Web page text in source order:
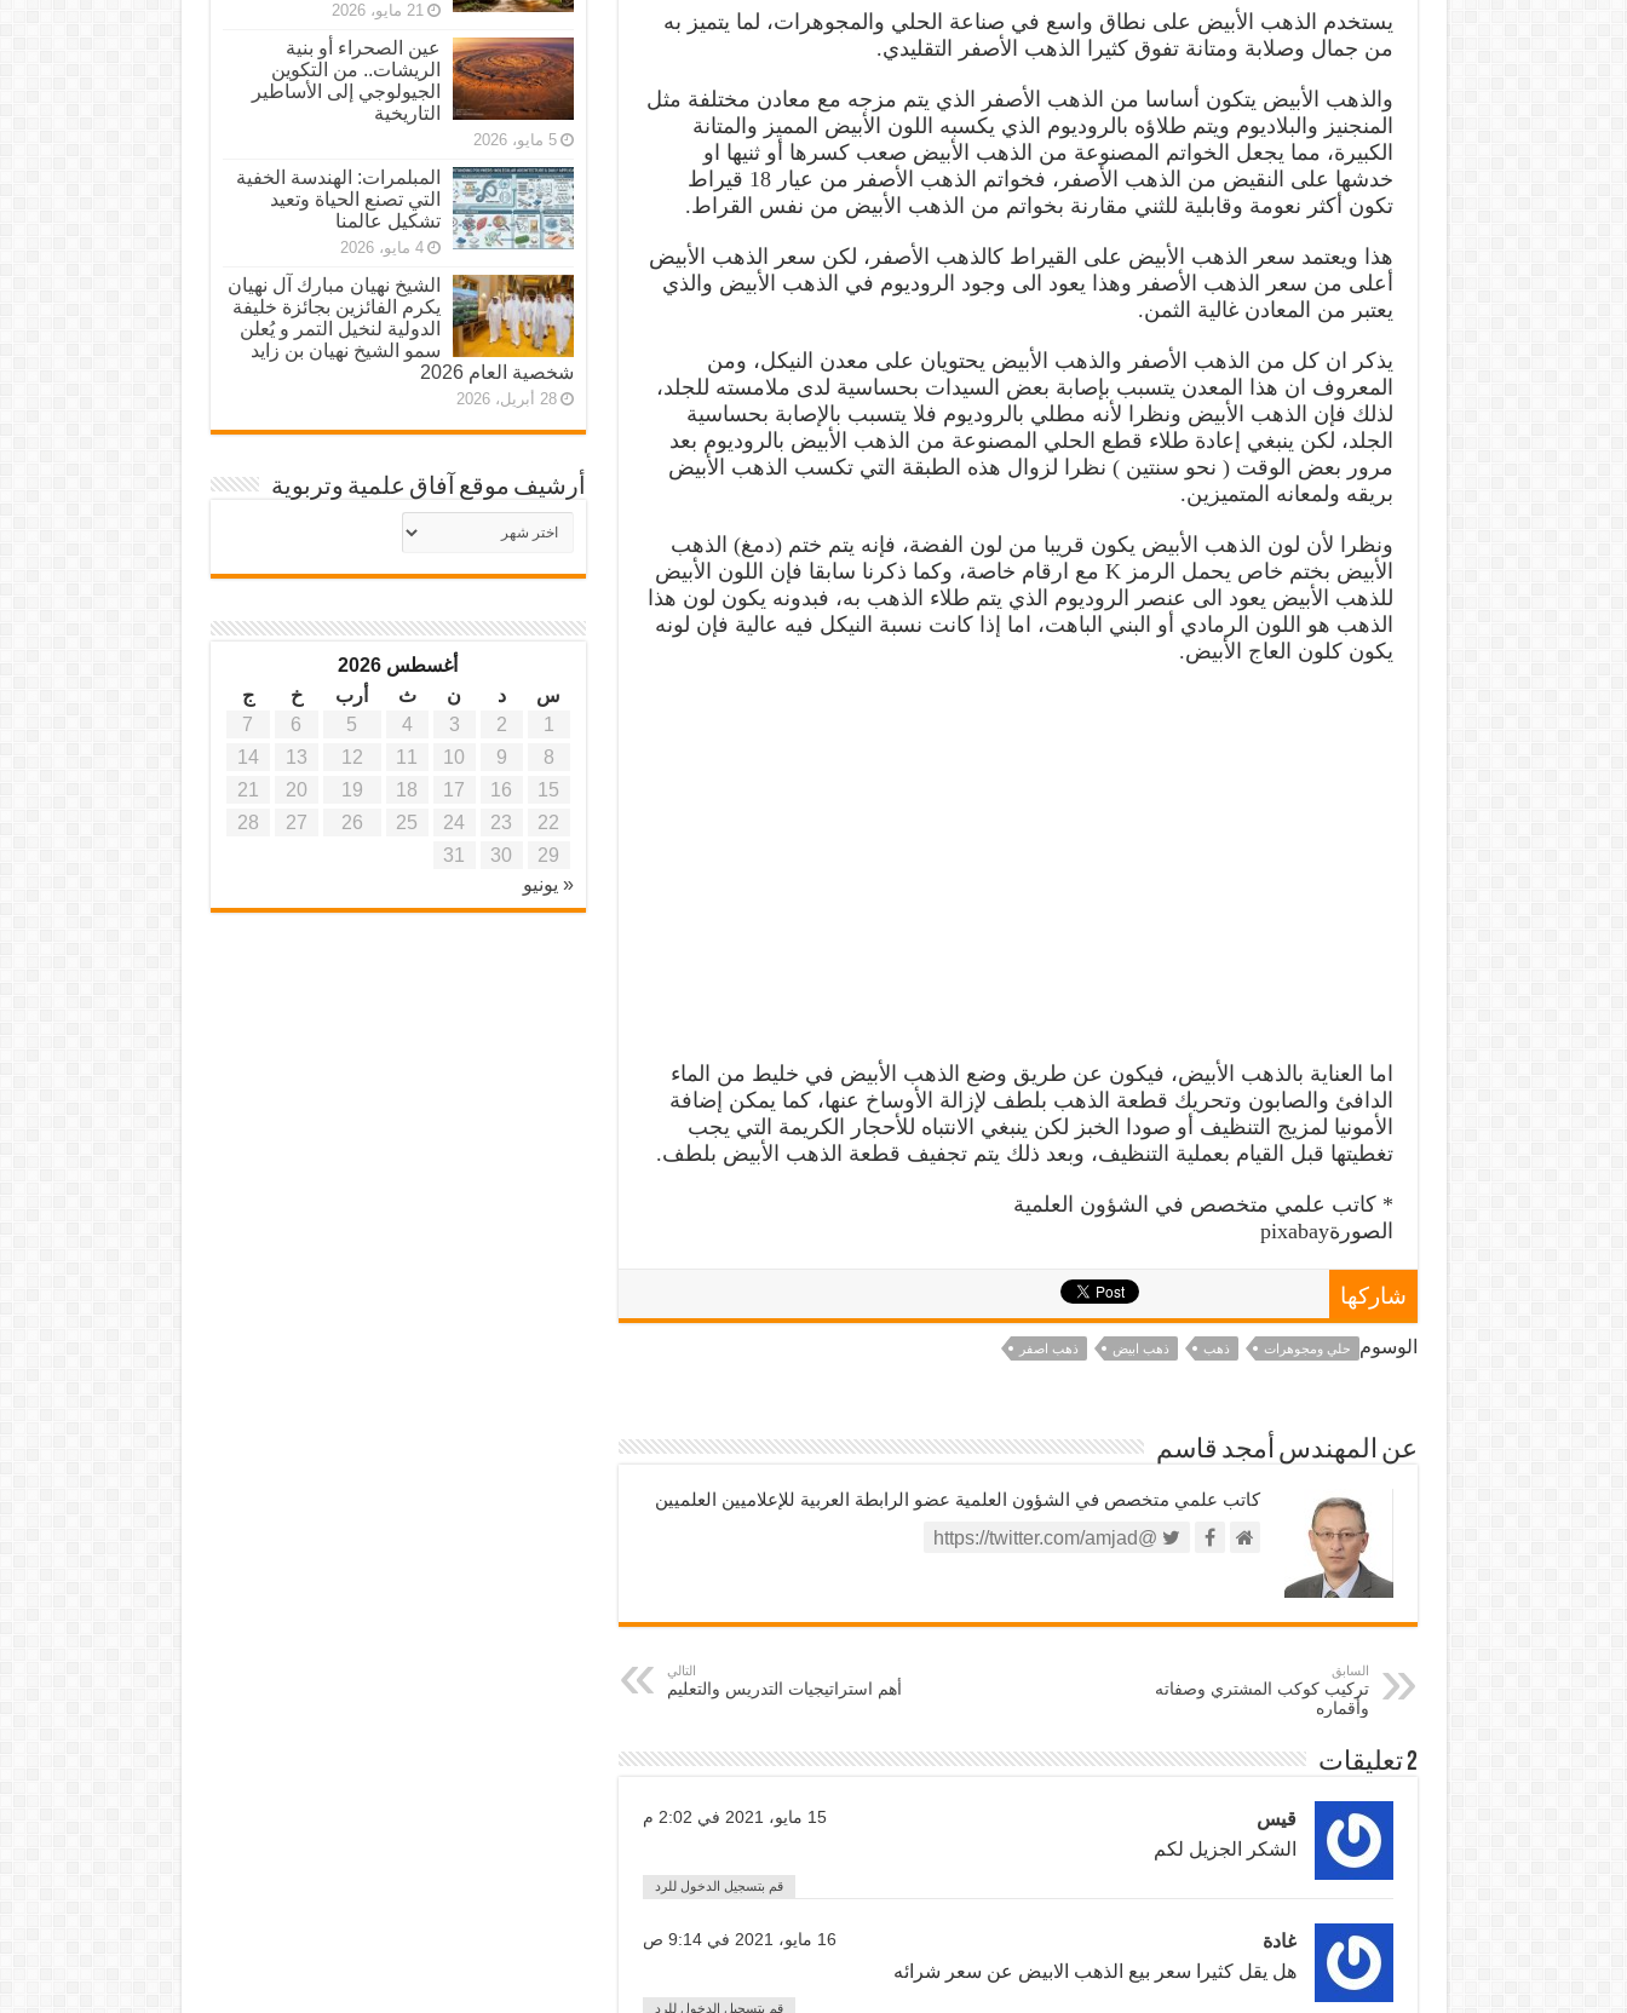
يستخدم الذهب الأبيض على نطاق واسع في صناعة الحلي والمجوهرات، لما يتميز به
من جمال وصلابة ومتانة تفوق كثيرا الذهب الأصفر التقليدي.
والذهب الأبيض يتكون أساسا من الذهب الأصفر الذي يتم مزجه مع معادن مختلفة مثل
المنجنيز والبلاديوم ويتم طلاؤه بالروديوم الذي يكسبه اللون الأبيض المميز والمتانة
الكبيرة، مما يجعل الخواتم المصنوعة من الذهب الأبيض صعب كسرها أو ثنيها او
خدشها على النقيض من الذهب الأصفر، فخواتم الذهب الأصفر من عيار 18 قيراط
تكون أكثر نعومة وقابلية للثني مقارنة بخواتم من الذهب الأبيض من نفس القراط.
هذا ويعتمد سعر الذهب الأبيض على القيراط كالذهب الأصفر، لكن سعر الذهب الأبيض
أعلى من سعر الذهب الأصفر وهذا يعود الى وجود الروديوم في الذهب الأبيض والذي
يعتبر من المعادن غالية الثمن.
يذكر ان كل من الذهب الأصفر والذهب الأبيض يحتويان على معدن النيكل، ومن
المعروف ان هذا المعدن يتسبب بإصابة بعض السيدات بحساسية لدى ملامسته للجلد،
لذلك فإن الذهب الأبيض ونظرا لأنه مطلي بالروديوم فلا يتسبب بالإصابة بحساسية
الجلد، لكن ينبغي إعادة طلاء قطع الحلي المصنوعة من الذهب الأبيض بالروديوم بعد
مرور بعض الوقت ( نحو سنتين ) نظرا لزوال هذه الطبقة التي تكسب الذهب الأبيض
بريقه ولمعانه المتميزين.
ونظرا لأن لون الذهب الأبيض يكون قريبا من لون الفضة، فإنه يتم ختم (دمغ) الذهب
الأبيض بختم خاص يحمل الرمز K مع ارقام خاصة، وكما ذكرنا سابقا فإن اللون الأبيض
للذهب الأبيض يعود الى عنصر الروديوم الذي يتم طلاء الذهب به، فبدونه يكون لون هذا
الذهب هو اللون الرمادي أو البني الباهت، اما إذا كانت نسبة النيكل فيه عالية فإن لونه
يكون كلون العاج الأبيض.
اما العناية بالذهب الأبيض، فيكون عن طريق وضع الذهب الأبيض في خليط من الماء
الدافئ والصابون وتحريك قطعة الذهب بلطف لإزالة الأوساخ عنها، كما يمكن إضافة
الأمونيا لمزيج التنظيف أو صودا الخبز لكن ينبغي الانتباه للأحجار الكريمة التي يجب
تغطيتها قبل القيام بعملية التنظيف، وبعد ذلك يتم تجفيف قطعة الذهب الأبيض بلطف.
* كاتب علمي متخصص في الشؤون العلمية
الصورةpixabay
شاركها
الوسوم حلي ومجوهرات ذهب ذهب ابيض ذهب اصفر
عن المهندس أمجد قاسم
كاتب علمي متخصص في الشؤون العلمية عضو الرابطة العربية للإعلاميين العلميين
@https://twitter.com/amjad
السابق
تركيب كوكب المشتري وصفاته
وأقماره
التالي
أهم استراتيجيات التدريس والتعليم
2 تعليقات
قيس 15 مايو، 2021 في 2:02 م
الشكر الجزيل لكم
قم بتسجيل الدخول للرد
غادة 16 مايو، 2021 في 9:14 ص
هل يقل كثيرا سعر بيع الذهب الابيض عن سعر شرائه
قم بتسجيل الدخول للرد
21 مايو، 2026
عين الصحراء أو بنية
الريشات.. من التكوين
الجيولوجي إلى الأساطير
التاريخية
5 مايو، 2026
المبلمرات: الهندسة الخفية
التي تصنع الحياة وتعيد
تشكيل عالمنا
4 مايو، 2026
الشيخ نهيان مبارك آل نهيان
يكرم الفائزين بجائزة خليفة
الدولية لنخيل التمر و يُعلن
سمو الشيخ نهيان بن زايد
شخصية العام 2026
28 أبريل، 2026
أرشيف موقع آفاق علمية وتربوية
أرشيف
موقع
أغسطس 2026
س
د ن ث أرب خ
ج
1
2
3
4
5
6
7
8
9
10
11
12
13
14
15
16
17
18
19
20
21
22
23
24
25
26
27
28
29
30
31
« يونيو